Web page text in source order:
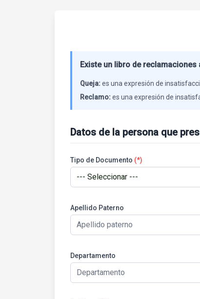
Existe un libro de
Queja:es una expresión de
Reclamo:es una expresión de
Datos de la persona que
Tipo de Documento (*)
Apellido Paterno
Departamento